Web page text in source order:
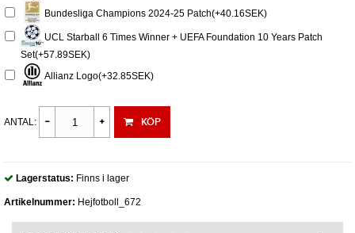
Bundesliga Champions 2024-25 Patch(+40.16SEK)
UCL Starball 6 Times Winner + UEFA Foundation 10 Years Patch
Set(+57.89SEK)
Allianz Logo(+32.85SEK)
ANTAL: KÖP
Lagerstatus: Finns i lager
Artikelnummer: Hejfotboll_672